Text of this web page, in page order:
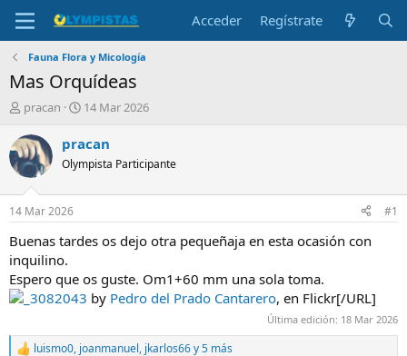
Acceder Regístrate
Fauna Flora y Micología
Mas Orquídeas
I
i
c
i
a
d
o
r
e
l
t
m
a
pracan
F
c
a
i
n
i
o
14 Mar 2026
pracan
Olympista Participante
14 Mar 2026 #1
Buenas tardes os dejo otra pequeñaja en esta ocasión con
inquilino.
Espero que os guste. Om1+60 mm una sola toma.
_3082043 by Pedro del Prado Cantarero, en Flickr[/URL]
Última edición: 18 Mar 2026
luismo0, joanmanuel, jkarlos66y 5 más